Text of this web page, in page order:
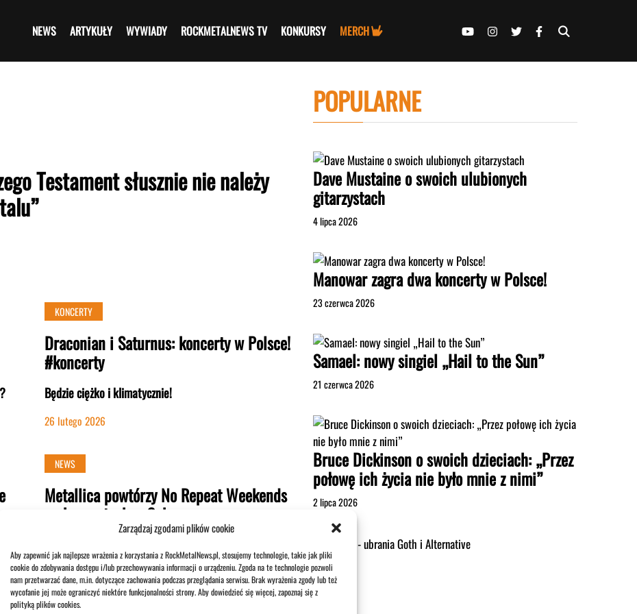
Zarządzaj zgodami plików cookie
Aby zapewnić jak najlepsze wrażenia z korzystania z RockMetalNews.pl, stosujemy technologie, takie jak pliki
cookie do zdobywania dostępu i/lub przechowywania informacji o urządzeniu. Zgoda na te technologie pozwoli
nam przetwarzać dane, m.in. dotyczące zachowania podczas przeglądania serwisu. Brak wyrażenia zgody lub też
wycofanie jej może ograniczyć niektóre funkcjonalności strony. Aby dowiedzieć się więcej, zapoznaj się z
polityką plików cookies.
NEWS ARTYKUŁY WYWIADY ROCKMETALNEWS TV KONKURSY MERCH
Testament słusznie nie należy
KONCERTY
Draconian i Saturnus: koncerty w Polsce!
#koncerty
Będzie ciężko i klimatycznie!
26 lutego 2026
NEWS
Metallica powtórzy No Repeat Weekends
na koncertach w Sphere
jesiennej rezydencji, która obejmie osiem koncertów.
26 lutego 2026
POPULARNE
Dave Mustaine o swoich ulubionych
gitarzystach
4 lipca 2026
Manowar zagra dwa koncerty w Polsce!
23 czerwca 2026
Samael: nowy singiel „Hail to the Sun”
21 czerwca 2026
Bruce Dickinson o swoich dzieciach: „Przez
połowę ich życia nie było mnie z nimi”
2 lipca 2026